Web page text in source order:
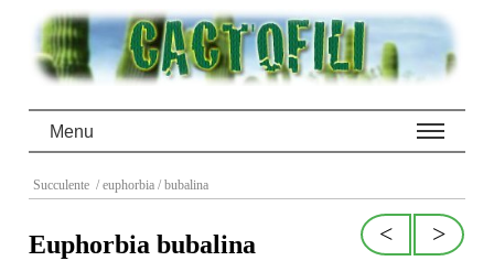
Menu
Succulente / euphorbia / bubalina
>
<
Euphorbia bubalina